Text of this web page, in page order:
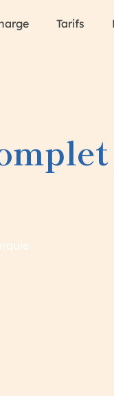
Tarifs